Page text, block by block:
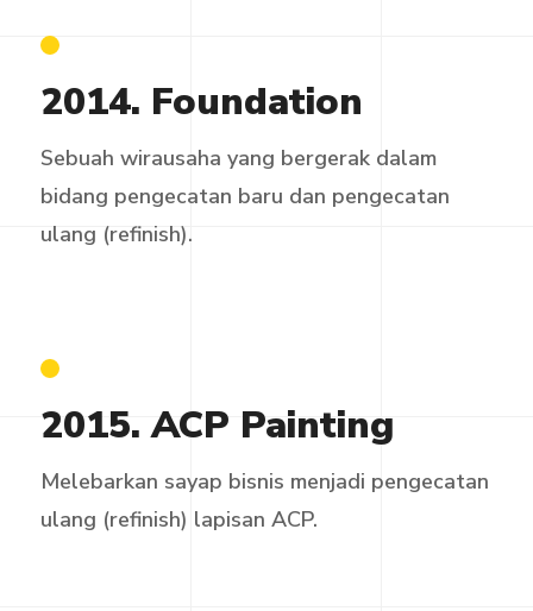
2014. Foundation
Sebuah wirausaha yang bergerak dalam
bidang pengecatan baru dan pengecatan
ulang (refinish).
2015. ACP Painting
Melebarkan sayap bisnis menjadi pengecatan
ulang (refinish) lapisan ACP.